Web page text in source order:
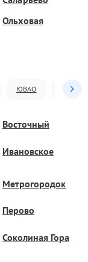
Ольховая
ЮВАО ЮАО
Восточный
Ивановское
Метрогородок
Перово
Соколиная Гора